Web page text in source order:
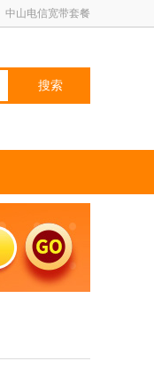
中山电信宽带套餐
搜索